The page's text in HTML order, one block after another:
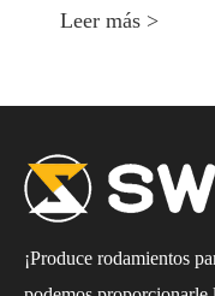
Leer más >
¡Produce rodamientos